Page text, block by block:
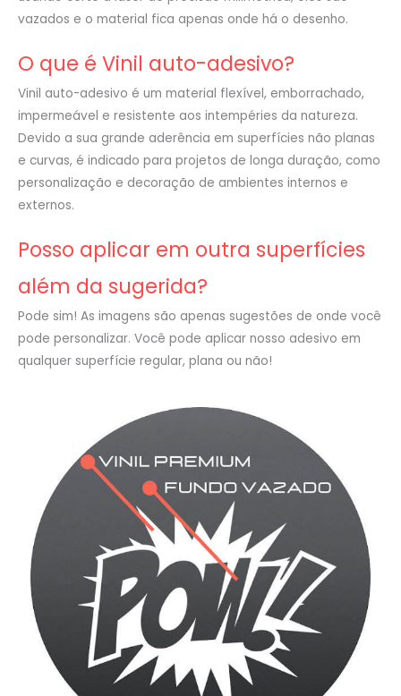
vazados e o material fica apenas onde há o desenho.
O que é Vinil auto-adesivo?
Vinil auto-adesivo é um material flexível, emborrachado,
impermeável e resistente aos intempéries da natureza.
Devido a sua grande aderência em superfícies não planas
e curvas, é indicado para projetos de longa duração, como
personalização e decoração de ambientes internos e
externos.
Posso aplicar em outra superfícies
além da sugerida?
Pode sim! As imagens são apenas sugestões de onde você
pode personalizar. Você pode aplicar nosso adesivo em
qualquer superfície regular, plana ou não!